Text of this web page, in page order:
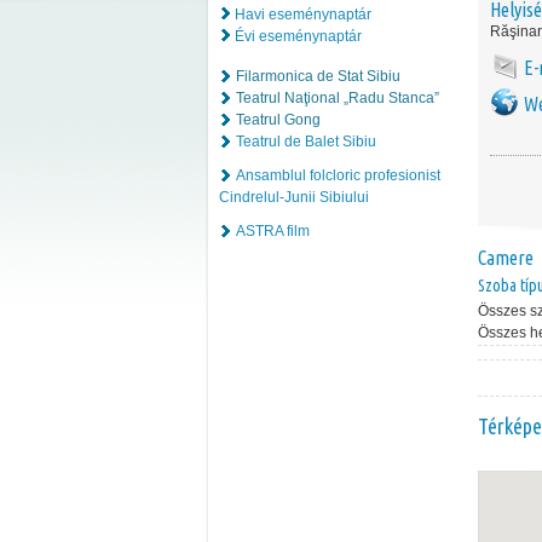
Havi eseménynaptár
Évi eseménynaptár
Filarmonica de Stat Sibiu
Teatrul Naţional „Radu Stanca”
Teatrul Gong
Teatrul de Balet Sibiu
Ansamblul folcloric profesionist
Cindrelul-Junii Sibiului
ASTRA film
Camere
Szoba
Összes
Összes